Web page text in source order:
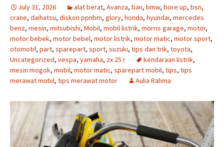
July 31, 2026 alat berat, Avanza, ban, bmw, bore up, bsn,
crane, daihatsu, diskon ppnbm, glory, honda, hyundai, mercedes
benz, mesin, mitsubishi, Mobil, mobil listrik, morris garage, motor,
motor bebek, motor bebel, motor listrik, motor matic, motor sport,
otomotif, part, sparepart, sport, suzuki, tips dan trik, toyota,
Uncategorized, vespa, yamaha, zx 25 r kendaraan listrik,
mesin mogok, mobil, motor matic, sparepart mobil, tips, tips
merawat mobil, tips merawat motor Aulia Rahma